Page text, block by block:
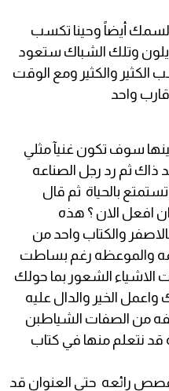
أيضاً وحينا تكسب
وتلك الشباك ستعود
الكثير والكثير ومع الوقت
واحد
سوف تكون غنيآ مثلي
ذاك ثم رد رجل الصناعه
بالحياة ثم قال
افعل الان ؟ هذه
والكتاب واحد من
والموعظه رغم بساطت
الاشياء الشعور بما حولك
الخير والدال عليه
من الصفات الشياطبن
نتعلم منها في كتاب
رائعه حتي العنوان قد